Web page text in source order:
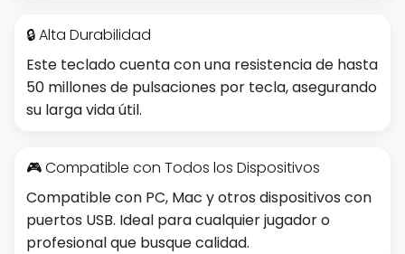
🔒 Alta Durabilidad
Este teclado cuenta con una resistencia de hasta
50 millones de pulsaciones por tecla, asegurando
su larga vida útil.
🎮 Compatible con Todos los Dispositivos
Compatible con PC, Mac y otros dispositivos con
puertos USB. Ideal para cualquier jugador o
profesional que busque calidad.